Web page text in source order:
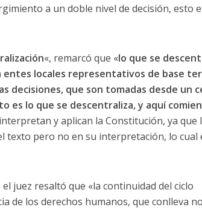
a un doble nivel de decisión, esto
«, remarcó que «lo que se
entes locales representativos de base
decisiones, que son tomadas desde un
es lo que se descentraliza, y aquí
y aplican la Constitución, ya que
texto pero no en su interpretación, lo cual
juez resaltó que «la continuidad del ciclo
de los derechos humanos, que conlleva